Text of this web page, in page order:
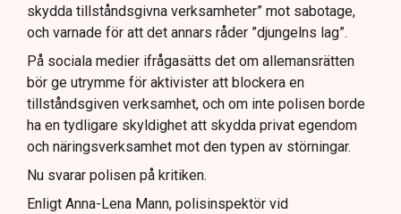
skydda tillståndsgivna verksamheter” mot sabotage,
och varnade för att det annars råder ”djungelns lag”.
På sociala medier ifrågasätts det om allemansrätten
bör ge utrymme för aktivister att blockera en
tillståndsgiven verksamhet, och om inte polisen borde
ha en tydligare skyldighet att skydda privat egendom
och näringsverksamhet mot den typen av störningar.
Nu svarar polisen på kritiken.
Enligt Anna-Lena Mann, polisinspektör vid